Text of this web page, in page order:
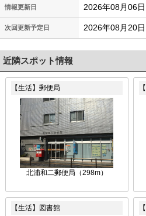
情報更新日 2026年08月06日
次回更新予定日 2026年08月20日
近隣スポット情報
【生活】郵便局
北浦和二郵便局（298m）
【生活】図書館